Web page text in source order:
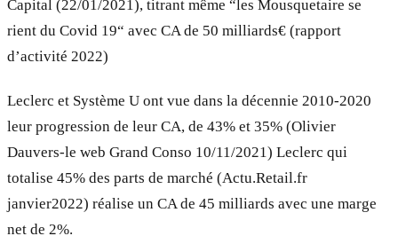
Capital (22/01/2021), titrant même “les Mousquetaire se
rient du Covid 19“ avec CA de 50 milliards€ (rapport
d’activité 2022)
Leclerc et Système U ont vue dans la décennie 2010-2020
leur progression de leur CA, de 43% et 35% (Olivier
Dauvers-le web Grand Conso 10/11/2021) Leclerc qui
totalise 45% des parts de marché (Actu.Retail.fr
janvier2022) réalise un CA de 45 milliards avec une marge
net de 2%.